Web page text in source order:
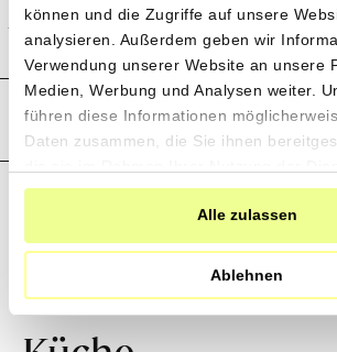
können und die Zugriffe auf unsere
analysieren. Außerdem geben wir
Verwendung unserer Website an unsere
Medien, Werbung und Analysen weiter.
führen diese Informationen
Daten zusammen, die Sie ihnen
haben.
Alle zulassen
Ablehnen
Weitere
Rezensionen
Direkt vom Feld